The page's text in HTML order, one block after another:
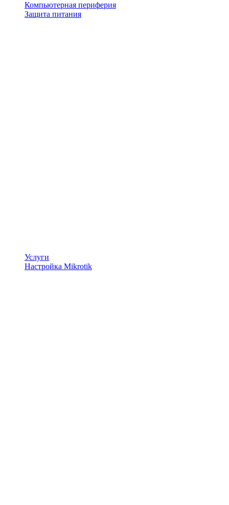
Компьютерная периферия
Защита питания
Услуги
Настройка Mikrotik